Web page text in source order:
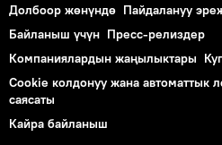
Долбоор жөнүндө Пайдалануу
Байланыш үчүн Пресс-релиздер
Компаниялардын жаңылыктары
Cookie колдонуу жана автоматтык
саясаты
Кайра байланыш